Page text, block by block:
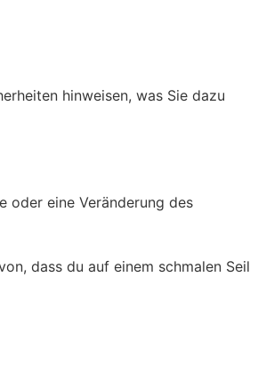
hinweisen, was Sie dazu
oder eine Veränderung des
dass du auf einem schmalen Seil